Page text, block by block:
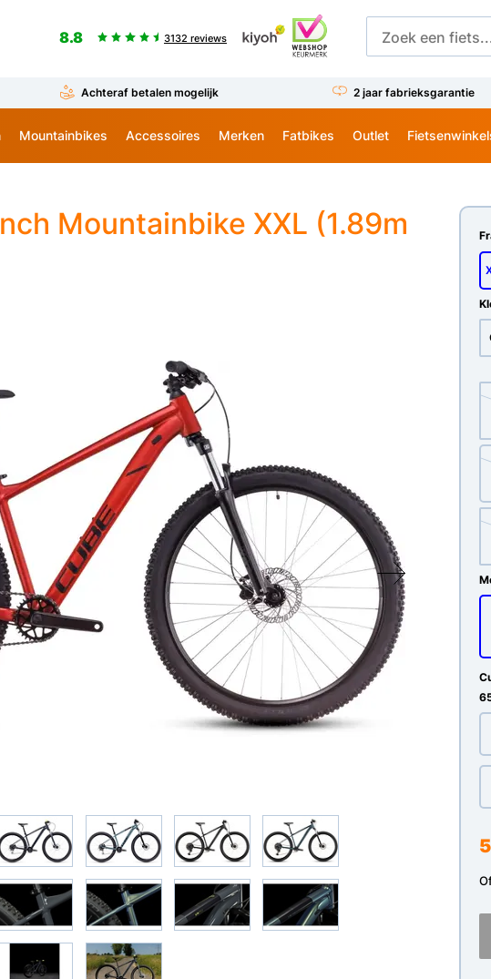
8.8 3132 reviews
Achteraf betalen mogelijk 2 jaar fabrieksgarantie
Mountainbikes Accessoires Merken Fatbikes Outlet
Mountainbike XXL (1.89m